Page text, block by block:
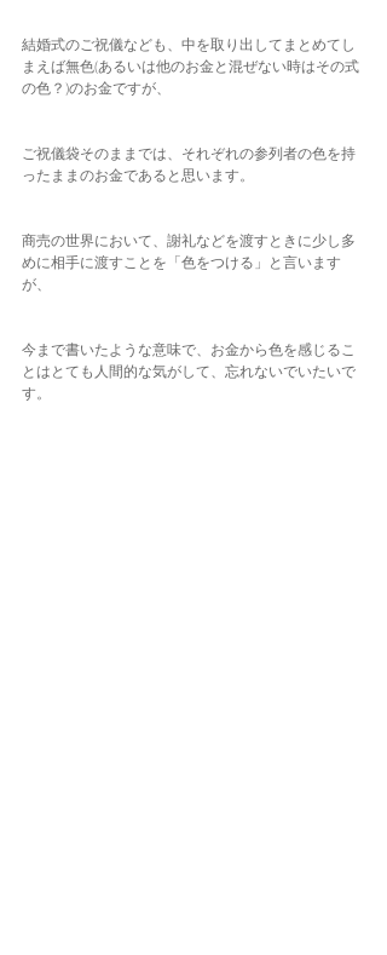
結婚式のご祝儀なども、中を取り出してまとめてし
まえば無色(あるいは他のお金と混ぜない時はその式
の色？)のお金ですが、
ご祝儀袋そのままでは、それぞれの参列者の色を持
ったままのお金であると思います。
商売の世界において、謝礼などを渡すときに少し多
めに相手に渡すことを「色をつける」と言います
が、
今まで書いたような意味で、お金から色を感じるこ
とはとても人間的な気がして、忘れないでいたいで
す。